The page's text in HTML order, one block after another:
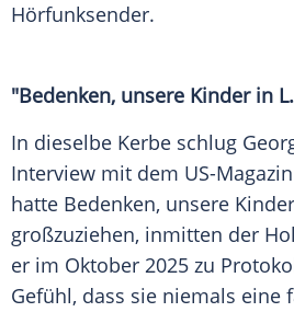
Hörfunksender.
"Bedenken, unsere Kinder in
In dieselbe Kerbe schlug
Interview mit dem US-
hatte Bedenken, unsere
großzuziehen, inmitten der
er im Oktober 2025 zu
Gefühl, dass sie niemals eine